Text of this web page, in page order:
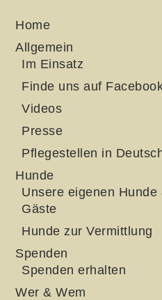
Home
Allgemein
Im Einsatz
Finde uns auf
Videos
Presse
Pflegestellen in
Hunde
Unsere eigenen
Gäste
Hunde zur Vermittlung
Spenden
Spenden erhalten
Wer & Wem